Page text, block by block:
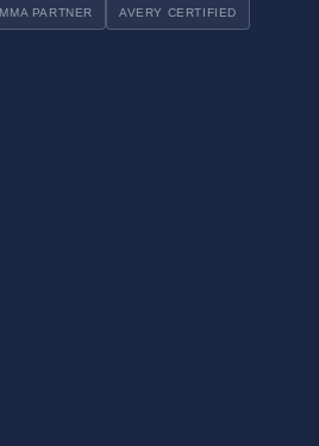
PARTNER AVERY CERTIFIED